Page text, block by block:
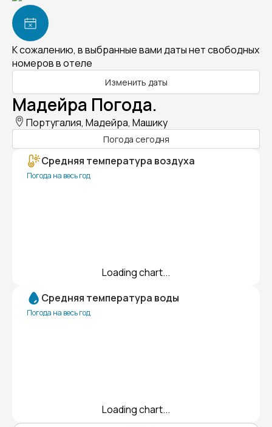
К сожалению, в выбранные вами даты нет свободных
номеров в отеле
Изменить даты
Мадейра Погода.
Португалия, Мадейра, Машику
Погода сегодня
Средняя температура воздуха
Погода на весь год
Loading chart...
Средняя температура воды
Погода на весь год
Loading chart...